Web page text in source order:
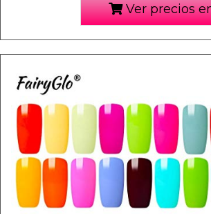
Ver precios